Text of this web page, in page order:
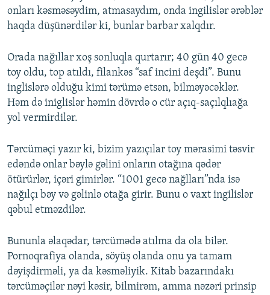
onları kəsməsəydim, atmasaydım, onda ingilislər ərəblər
haqda düşünərdilər ki, bunlar barbar xalqdır.
Orada nağıllar xoş sonluqla qurtarır; 40 gün 40 gecə
toy oldu, top atıldı, filankəs “saf incini deşdi”. Bunu
inglislərə olduğu kimi tərümə etsən, bilməyəcəklər.
Həm də iniglislər həmin dövrdə o cür açıq-saçılqlıağa
yol vermirdilər.
Tərcüməçi yazır ki, bizim yazıçılar toy mərasimi təsvir
edəndə onlar bəylə gəlini onların otağına qədər
ötürürlər, içəri gimirlər. “1001 gecə nağlları”nda isə
nağılçı bəy və gəlinlə otağa girir. Bunu o vaxt ingilislər
qəbul etməzdilər.
Bununla əlaqədar, tərcümədə atılma da ola bilər.
Pornoqrafiya olanda, söyüş olanda onu ya tamam
dəyişdirməli, ya da kəsməliyik. Kitab bazarındakı
tərcüməçilər nəyi kəsir, bilmirəm, amma nəzəri prinsip